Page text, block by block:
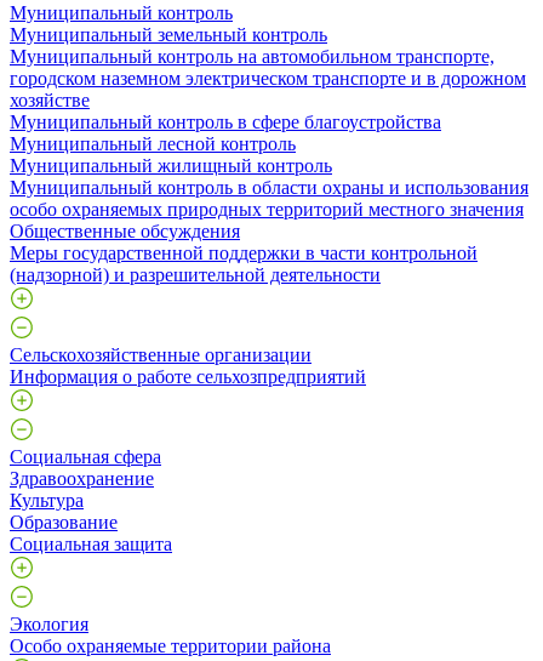
Муниципальный контроль
Муниципальный земельный контроль
Муниципальный контроль на автомобильном транспорте,
городском наземном электрическом транспорте и в дорожном
хозяйстве
Муниципальный контроль в сфере благоустройства
Муниципальный лесной контроль
Муниципальный жилищный контроль
Муниципальный контроль в области охраны и использования
особо охраняемых природных территорий местного значения
Общественные обсуждения
Меры государственной поддержки в части контрольной
(надзорной) и разрешительной деятельности
Сельскохозяйственные организации
Информация о работе сельхозпредприятий
Социальная сфера
Здравоохранение
Культура
Образование
Социальная защита
Экология
Особо охраняемые территории района